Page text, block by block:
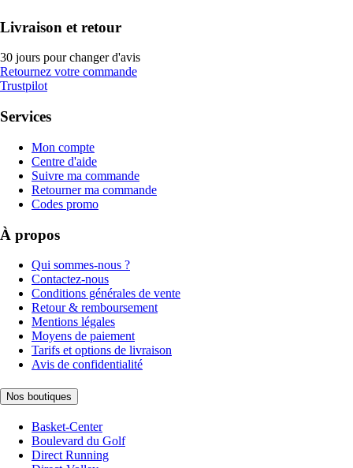
Livraison et retour
30 jours pour changer d'avis
Retournez votre commande
Trustpilot
Services
Mon compte
Centre d'aide
Suivre ma commande
Retourner ma commande
Codes promo
À propos
Qui sommes-nous ?
Contactez-nous
Conditions générales de vente
Retour & remboursement
Mentions légales
Moyens de paiement
Tarifs et options de livraison
Avis de confidentialité
Nos boutiques
Basket-Center
Boulevard du Golf
Direct Running